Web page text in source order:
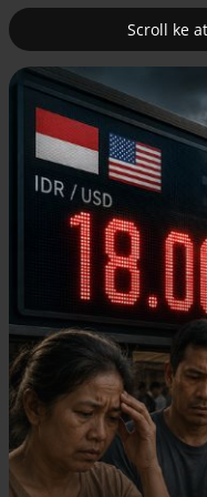
Scroll ke
2